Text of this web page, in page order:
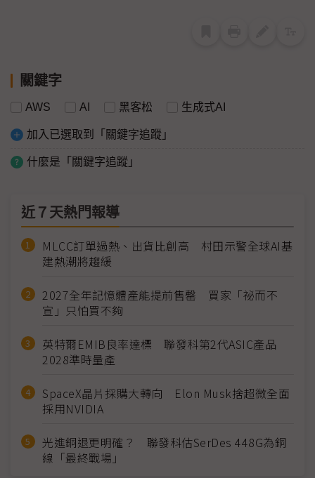
關鍵字
AWS AI 黑客松 生成式AI
加入已選取到「關鍵字追蹤」
什麼是「關鍵字追蹤」
近７天熱門報導
MLCC訂單過熱、出貨比創高 村田示警全球AI基
建熱潮將趨緩
2027全年記憶體產能提前售罄 買家「祕而不
宣」只怕買不夠
英特爾EMIB良率達標 聯發科第2代ASIC產品
2028準時量產
SpaceX晶片採購大轉向 Elon Musk捨超微全面
採用NVIDIA
光進銅退更明確？ 聯發科估SerDes 448G為銅
線「最終戰場」